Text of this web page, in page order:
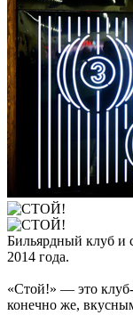
Бильярдный клуб и
2014 года.
«Стой!» — это
конечно же,